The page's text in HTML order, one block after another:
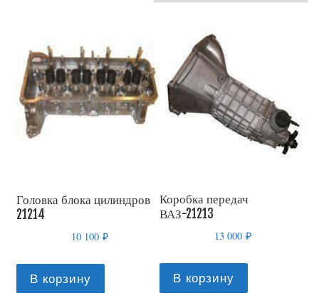
Головка блока цилиндров
21214
10 100₽
В корзину
Коробка передач
ВАЗ-21213
13 000 ₽
В корзину